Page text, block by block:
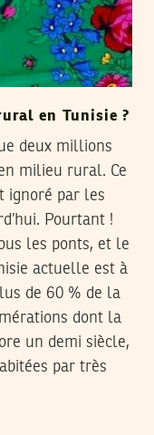
en Tunisie ?
deux millions
milieu rural. Ce
ignoré par les
Pourtant !
les ponts, et le
actuelle est à
de 60 % de la
dont la
un demi siècle,
par très